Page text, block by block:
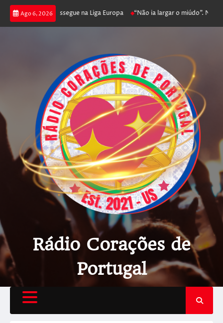
Ago 6, 2026
poker e prossegue na Liga Europa “Não ia largar o miúdo”. Nadador-
Rádio Corações de
Portugal